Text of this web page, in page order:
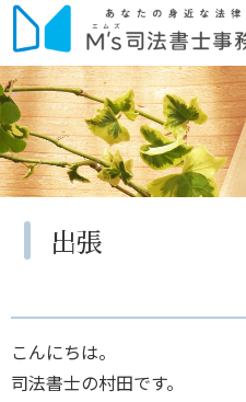
出張
こんにちは。
司法書士の村田です。